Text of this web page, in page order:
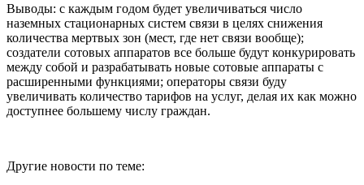
Выводы: с каждым годом будет увеличиваться число
наземных стационарных систем связи в целях снижения
количества мертвых зон (мест, где нет связи вообще);
создатели сотовых аппаратов все больше будут конкурировать
между собой и разрабатывать новые сотовые аппараты с
расширенными функциями; операторы связи буду
увеличивать количество тарифов на услуг, делая их как можно
доступнее большему числу граждан.
Другие новости по теме: